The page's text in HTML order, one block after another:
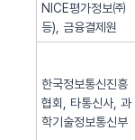
NICE평가정보㈜
등), 금융결제원
한국정보통신진흥
협회, 타통신사, 과
학기술정보통신부